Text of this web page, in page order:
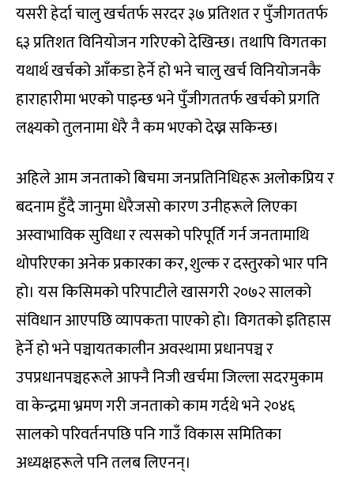
यसरी हेर्दा चालु खर्चतर्फ सरदर ३७ प्रतिशत र पुँजीगततर्फ
६३ प्रतिशत विनियोजन गरिएको देखिन्छ। तथापि विगतका
यथार्थ खर्चको आँकडा हेर्ने हो भने चालु खर्च विनियोजनकै
हाराहारीमा भएको पाइन्छ भने पुँजीगततर्फ खर्चको प्रगति
लक्ष्यको तुलनामा धेरै नै कम भएको देख्न सकिन्छ।
अहिले आम जनताको बिचमा जनप्रतिनिधिहरू अलोकप्रिय र
बदनाम हुँदै जानुमा धेरैजसो कारण उनीहरूले लिएका
अस्वाभाविक सुविधा र त्यसको परिपूर्ति गर्न जनतामाथि
थोपरिएका अनेक प्रकारका कर, शुल्क र दस्तुरको भार पनि
हो। यस किसिमको परिपाटीले खासगरी २०७२ सालको
संविधान आएपछि व्यापकता पाएको हो। विगतको इतिहास
हेर्ने हो भने पञ्चायतकालीन अवस्थामा प्रधानपञ्च र
उपप्रधानपञ्चहरूले आफ्नै निजी खर्चमा जिल्ला सदरमुकाम
वा केन्द्रमा भ्रमण गरी जनताको काम गर्दथे भने २०४६
सालको परिवर्तनपछि पनि गाउँ विकास समितिका
अध्यक्षहरूले पनि तलब लिएनन्।